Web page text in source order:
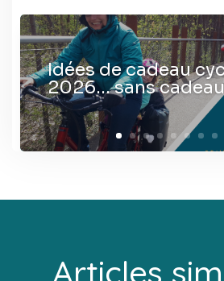
Idées de cadeau
2026… sans
Articles